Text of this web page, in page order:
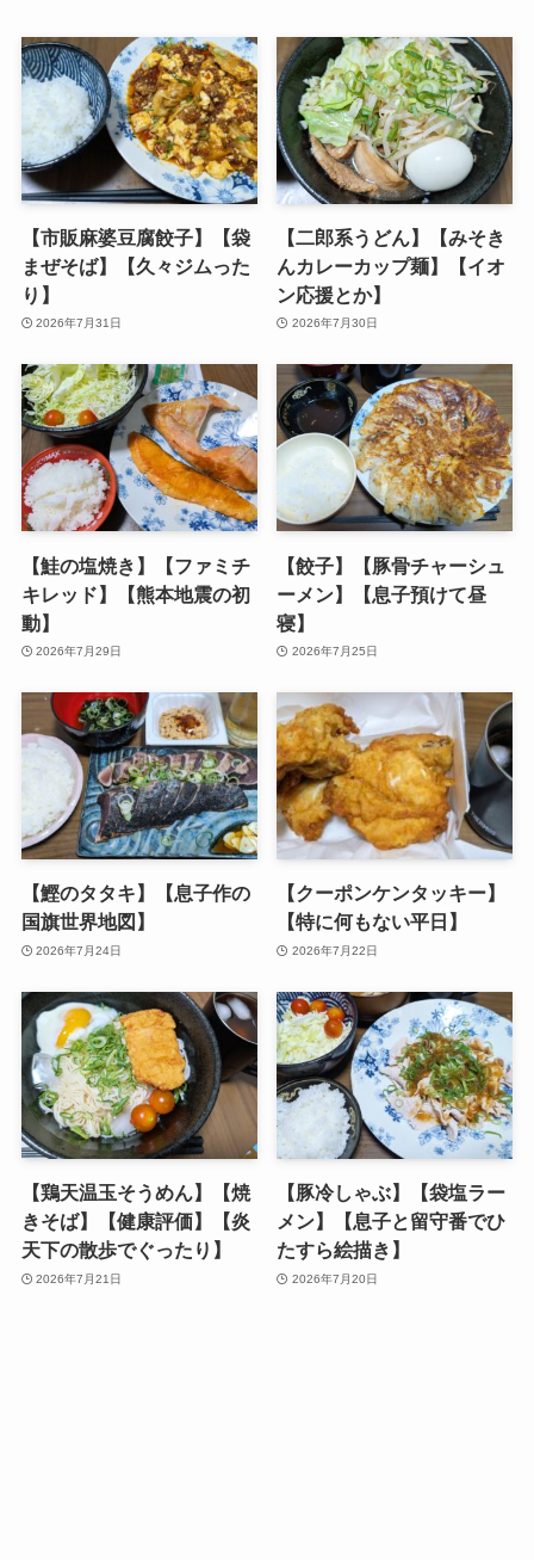
【市販麻婆豆腐餃子】【袋
まぜそば】【久々ジムった
り】
2026年7月31日
【二郎系うどん】【みそき
んカレーカップ麺】【イオ
ン応援とか】
2026年7月30日
【鮭の塩焼き】【ファミチ
キレッド】【熊本地震の初
動】
2026年7月29日
【餃子】【豚骨チャーシュ
ーメン】【息子預けて昼
寝】
2026年7月25日
【鰹のタタキ】【息子作の
国旗世界地図】
2026年7月24日
【クーポンケンタッキー】
【特に何もない平日】
2026年7月22日
【鶏天温玉そうめん】【焼
きそば】【健康評価】【炎
天下の散歩でぐったり】
2026年7月21日
【豚冷しゃぶ】【袋塩ラー
メン】【息子と留守番でひ
たすら絵描き】
2026年7月20日